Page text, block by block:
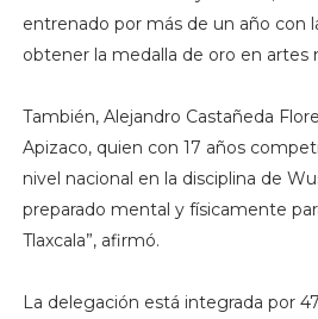
entrenado por más de un año con
obtener la medalla de oro en artes
También, Alejandro Castañeda
Apizaco, quien con 17 años
nivel nacional en la disciplina de
preparado mental y físicamente
Tlaxcala”, afirmó.
La delegación está integrada por